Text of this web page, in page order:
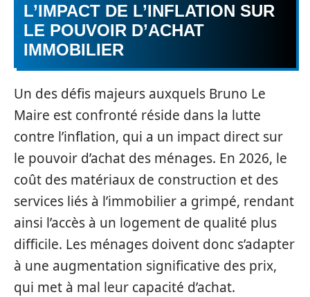
L’IMPACT DE L’INFLATION SUR
LE POUVOIR D’ACHAT
IMMOBILIER
Un des défis majeurs auxquels Bruno Le
Maire est confronté réside dans la lutte
contre l’inflation, qui a un impact direct sur
le pouvoir d’achat des ménages. En 2026, le
coût des matériaux de construction et des
services liés à l’immobilier a grimpé, rendant
ainsi l’accès à un logement de qualité plus
difficile. Les ménages doivent donc s’adapter
à une augmentation significative des prix,
qui met à mal leur capacité d’achat.